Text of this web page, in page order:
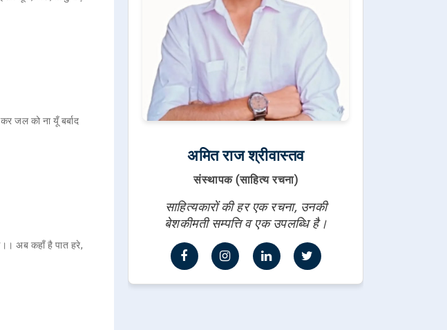
जल को ना यूँ बर्बाद
अब कहाँ है पात हरे,
अमित राज श्रीवास्तव
संस्थापक (साहित्य रचना)
साहित्यकारों की हर एक रचना, उनकी
बेशकीमती सम्पत्ति व एक उपलब्धि है।